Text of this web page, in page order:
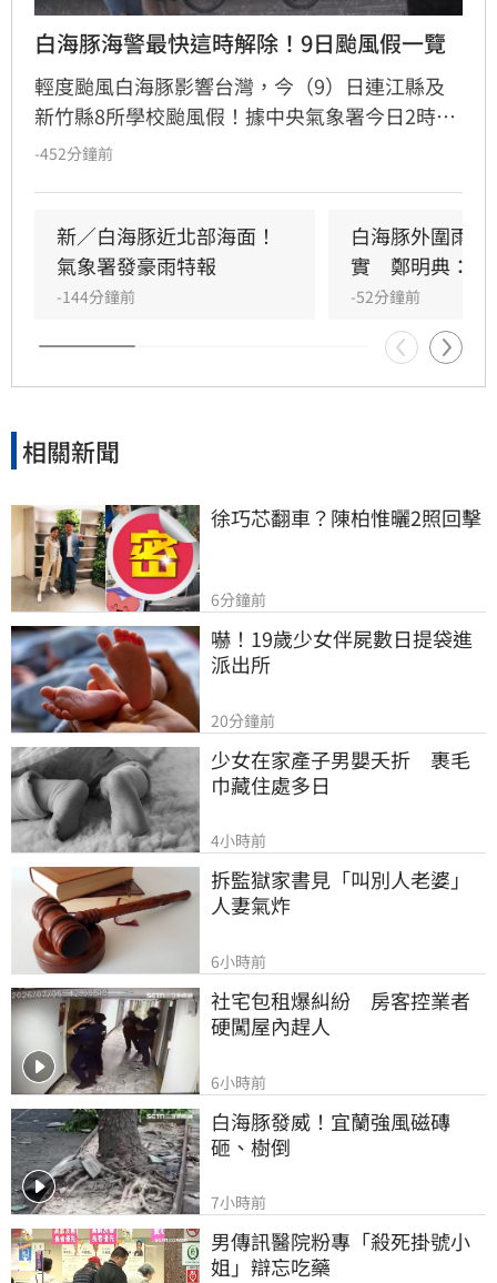
白海豚海警最快這時解除！9日颱風假一覽
輕度颱風白海豚影響台灣，今（9）日連江縣及
新竹縣8所學校颱風假！據中央氣象署今日2時觀
測，白海豚中心位置在臺北東北東方3060公里之
北部海面，對臺灣北部海面及臺灣東北部海面構
成威脅，預計白海豚強度有稍減弱且暴風圈有縮
小的趨勢，最快明日中午前解除海上颱風警報。
-452分鐘前
新／白海豚近北部海面！
氣象署發豪雨特報
-144分鐘前
白海豚外圍雨
實　鄭明典：別
-52分鐘前
相關新聞
徐巧芯翻車？陳柏惟曬2照回擊
6分鐘前
嚇！19歲少女伴屍數日提袋進
派出所
20分鐘前
少女在家產子男嬰夭折　裹毛
巾藏住處多日
4小時前
拆監獄家書見「叫別人老婆」
人妻氣炸
6小時前
社宅包租爆糾紛　房客控業者
硬闖屋內趕人
6小時前
白海豚發威！宜蘭強風磁磚
砸、樹倒
7小時前
男傳訊醫院粉專「殺死掛號小
姐」辯忘吃藥